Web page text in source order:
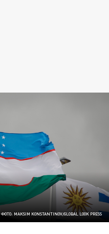
ФОТО: MAKSIM KONSTANTINOV/GLOBAL LOOK PRESS